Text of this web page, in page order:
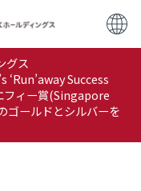
グス
‘Run’away Success
フィー賞(Singapore
ゴールドとシルバーを